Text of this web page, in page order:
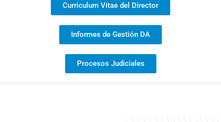
Curriculum Vitae del Director
Informes de Gestión DA
Procesos Judiciales